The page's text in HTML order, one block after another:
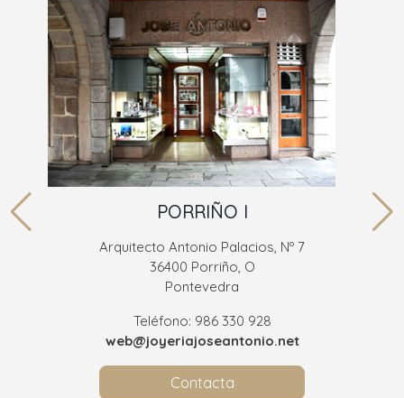
PORRIÑO I
Arquitecto Antonio Palacios, Nº 7
36400 Porriño, O
Pontevedra
Teléfono: 986 330 928
web@joyeriajoseantonio.net
Contacta